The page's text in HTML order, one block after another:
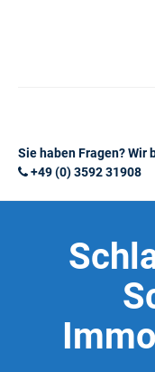
Sie haben Fragen? Wir
+49 (0) 3592 31908